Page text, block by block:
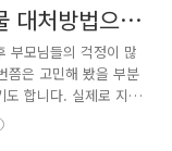
대처방법으
부모님들의 걱정이 많
쯤은 고민해 봤을 부분
도 합니다. 실제로 지
등학생의 37.3%가 온
연령도 초등학생 때